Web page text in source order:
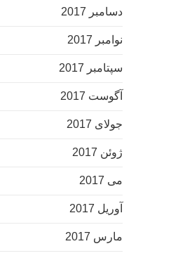
دسامبر 2017
نوامبر 2017
سپتامبر 2017
آگوست 2017
جولای 2017
ژوئن 2017
می 2017
آوریل 2017
مارس 2017